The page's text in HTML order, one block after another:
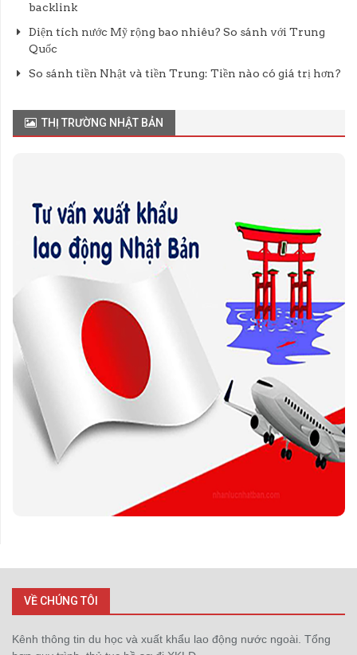
backlink
Diện tích nước Mỹ rộng bao nhiêu? So sánh với Trung
Quốc
So sánh tiền Nhật và tiền Trung: Tiền nào có giá trị hơn?
THỊ TRƯỜNG NHẬT BẢN
VỀ CHÚNG TÔI
Kênh thông tin du học và xuất khẩu lao động nước ngoài. Tổng